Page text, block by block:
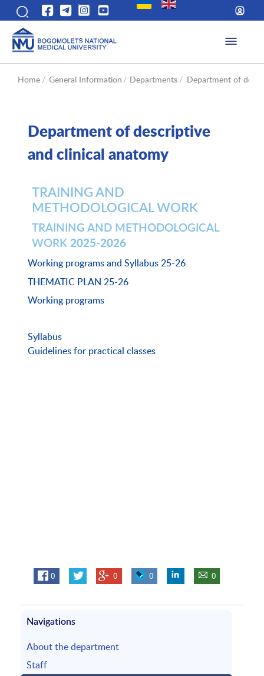
Home / General Information / Departments / Department of
Department of descriptive
and clinical anatomy
TRAINING AND
METHODOLOGICAL WORK
TRAINING AND METHODOLOGICAL
WORK2025-2026
Working programs and Syllabus 25-26
THEMATIC PLAN 25-26
Working programs
Syllabus
Guidelines for practical classes
0 0 0 0
Navigations
About the department
Staff